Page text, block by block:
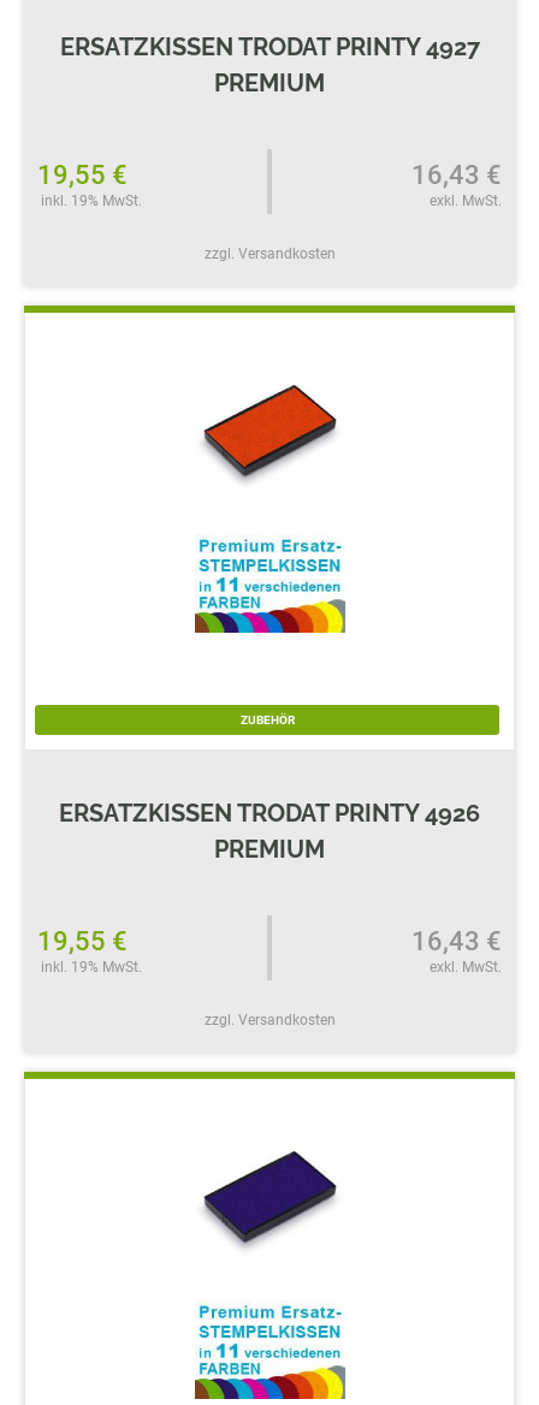
ERSATZKISSEN TRODAT PRINTY 4927
PREMIUM
19,55 €
inkl. 19% MwSt.
16,43 €
exkl. MwSt.
zzgl. Versandkosten
ZUBEHÖR
ERSATZKISSEN TRODAT PRINTY 4926
PREMIUM
19,55 €
inkl. 19% MwSt.
16,43 €
exkl. MwSt.
zzgl. Versandkosten